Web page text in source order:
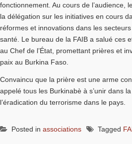
fonctionnement. Au cours de l’audience,
la délégation sur les initiatives en cours
réformes et innovations dans les
santé. Le bureau de la FAIB a salué ces
au Chef de l’État, promettant prières et
paix au Burkina Faso.
Convaincu que la prière est une arme
appelé tous les Burkinabè à s’unir dans
l’éradication du terrorisme dans le pays.
Posted in associations Tagged